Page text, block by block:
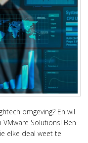
omgeving? En wil
Solutions! Ben
elke deal weet te